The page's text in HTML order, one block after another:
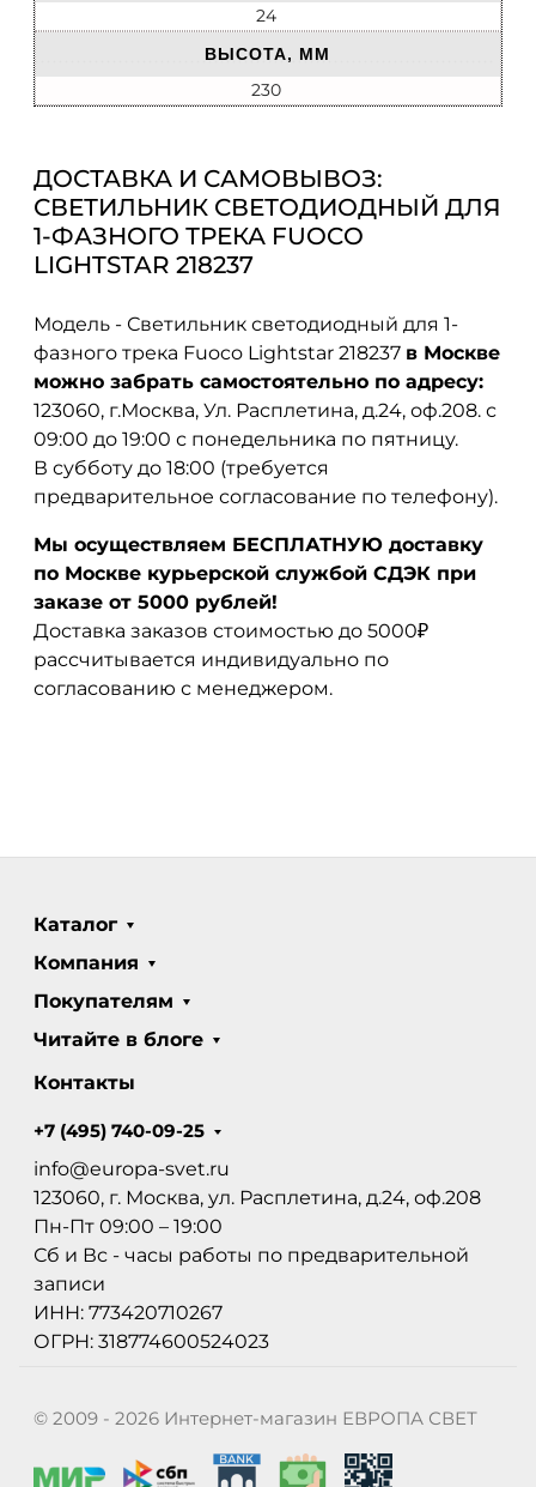
24
ВЫСОТА, ММ
230
ДОСТАВКА И САМОВЫВОЗ:
СВЕТИЛЬНИК СВЕТОДИОДНЫЙ ДЛЯ
1-ФАЗНОГО ТРЕКА FUOCO
LIGHTSTAR 218237
Модель - Светильник светодиодный для 1-
фазного трека Fuoco Lightstar 218237 в Москве
можно забрать самостоятельно по адресу:
123060, г.Москва, Ул. Расплетина, д.24, оф.208. с
09:00 до 19:00 с понедельника по пятницу.
В субботу до 18:00 (требуется
предварительное согласование по телефону).
Мы осуществляем БЕСПЛАТНУЮ доставку
по Москве курьерской службой СДЭК при
заказе от 5000 рублей!
Доставка заказов стоимостью до 5000₽
рассчитывается индивидуально по
согласованию с менеджером.
Каталог
Компания
Покупателям
Читайте в блоге
Контакты
+7 (495) 740-09-25
info@europa-svet.ru
123060, г. Москва, ул. Расплетина, д.24, оф.208
Пн-Пт 09:00 – 19:00
Сб и Вс - часы работы по предварительной
записи
ИНН: 773420710267
ОГРН: 318774600524023
© 2009 - 2026 Интернет-магазин ЕВРОПА СВЕТ